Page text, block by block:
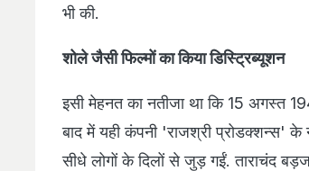
भी की.
शोले जैसी फिल्मों का किया डिस्ट्रिब्यूशन
इसी मेहनत का नतीजा था कि 15 अगस्त
बाद में यही कंपनी 'राजश्री प्रोडक्शन्स'
सीधे लोगों के दिलों से जुड़ गईं. ताराचंद